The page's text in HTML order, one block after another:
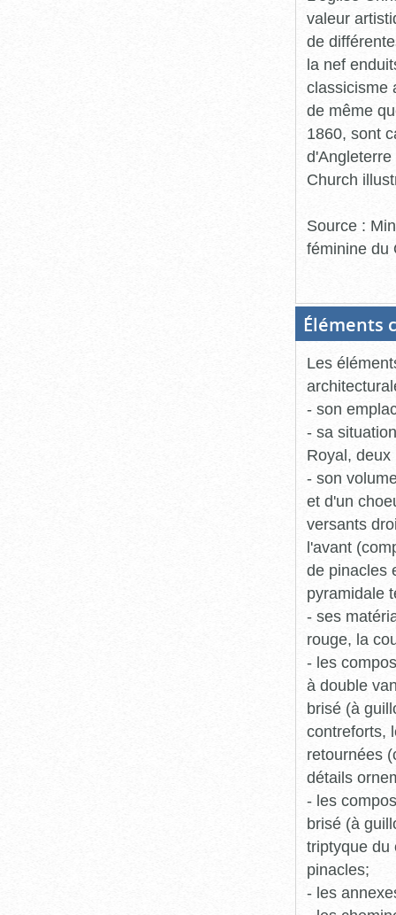
valeur
de
la nef
classicisme
de même
1860, sont
Church
Source :
féminine du
Éléments
Les
- son
- sa
Royal,
- son
et d'un
versants
l'avant
de pinacles
pyramidale
- ses
rouge, la
- les
à double
brisé (à
contreforts,
retournées
détails
- les
brisé (à
triptyque du
pinacles;
- les